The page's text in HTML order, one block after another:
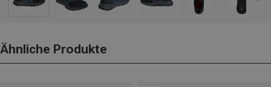
Ähnliche Produkte